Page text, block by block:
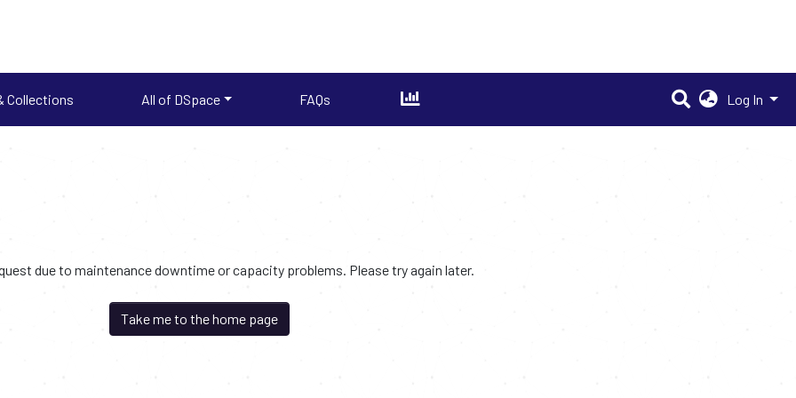
Collections All of DSpace FAQs Log In
due to maintenance downtime or capacity problems. Please try again later.
Take me to the home page